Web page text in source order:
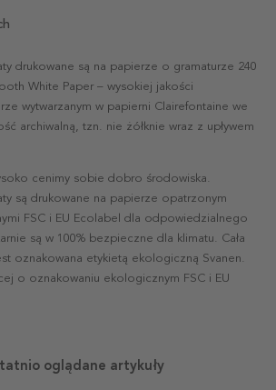
drukowane są na papierze o gramaturze 240
White Paper – wysokiej jakości
wytwarzanym w papierni Clairefontaine we
archiwalną, tzn. nie żółknie wraz z upływem
cenimy sobie dobro środowiska.
są drukowane na papierze opatrzonym
FSC i EU Ecolabel dla odpowiedzialnego
są w 100% bezpieczne dla klimatu. Cała
oznakowana etykietą ekologiczną Svanen.
o oznakowaniu ekologicznym FSC i EU
oglądane artykuły